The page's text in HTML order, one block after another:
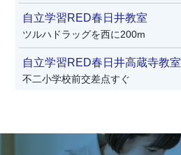
自立学習RED春日井教室
ツルハドラッグを西に200m
自立学習RED春日井高蔵寺教室
不二小学校前交差点すぐ